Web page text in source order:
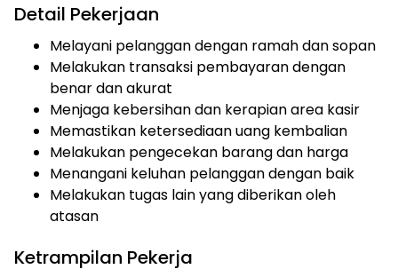
Detail Pekerjaan
Melayani pelanggan dengan ramah dan sopan
Melakukan transaksi pembayaran dengan
benar dan akurat
Menjaga kebersihan dan kerapian area kasir
Memastikan ketersediaan uang kembalian
Melakukan pengecekan barang dan harga
Menangani keluhan pelanggan dengan baik
Melakukan tugas lain yang diberikan oleh
atasan
Ketrampilan Pekerja